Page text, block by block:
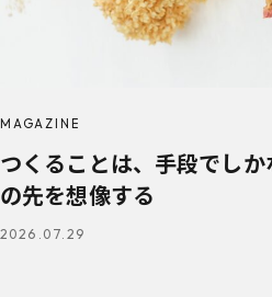
MAGAZINE
つくることは、手段でしか
の先を想像する
2026.07.29